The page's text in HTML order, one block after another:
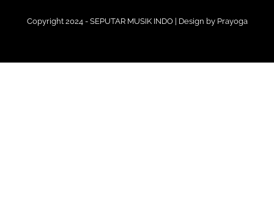
Copyright 2024 - SEPUTAR MUSIK INDO | Design by Prayoga